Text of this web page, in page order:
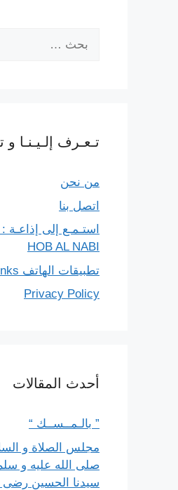
عن:
تـعـرف إلـيـنـا و
من نحن
اتصل بنا
HOB AL NABI
تطبيقات الهاتف Mobile App links
Privacy Policy
أحدث المقالات
” بالـمــســك “
مجلس الصلاة و
صلى الله عليه و
سيدنا الحسين رضى